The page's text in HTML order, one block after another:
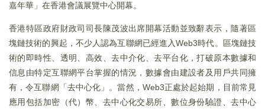
嘉年華」在香港會議展覽中心開幕。
香港特區政府財政司司長陳茂波出席開幕活動並致辭表示，隨著區
塊鏈技術的興起，不少人認為互聯網已經進入Web3時代。區塊鏈技
術的即時性、透明、高效、去中介化、去平台化，打破原本數據和
信息由特定互聯網平台掌握的情況，數據會由建設者及用戶共同擁
有，令互聯網「去中心化」。當然，Web3正處於起始期，目前常見
應用包括加密（代）幣、去中心化交易所、數位身份驗證、去中心